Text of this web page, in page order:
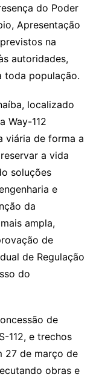
do Poder
Apresentação
na
autoridades,
toda população.
localizado
Way-112
viária de forma a
a vida
soluções
e
da
ampla,
de
de Regulação
do
de
112, e trechos
27 de março de
obras e